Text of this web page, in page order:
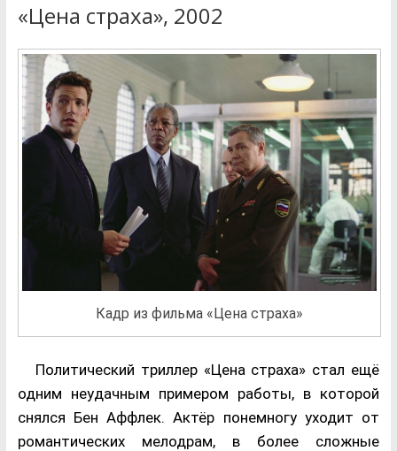
«Цена страха», 2002
Кадр из фильма «Цена страха»
Политический триллер «Цена страха» стал ещё
одним неудачным примером работы, в которой
снялся Бен Аффлек. Актёр понемногу уходит от
романтических мелодрам, в более сложные